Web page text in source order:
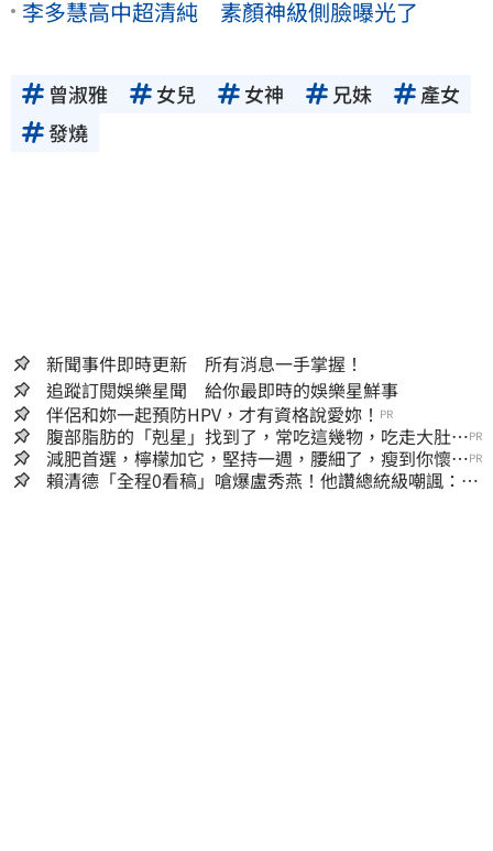
李多慧高中超清純 素顏神級側臉曝光了
曾淑雅 女兒 女神 兄妹
產女
發燒
新聞事件即時更新 所有消息一手掌握！
追蹤訂閱娛樂星聞 給你最即時的娛樂星鮮事
伴侶和妳一起預防HPV，才有資格說愛妳！ PR
腹部脂肪的「剋星」找到了，常吃這幾物，吃走大肚
囊，瘦出小蠻腰
PR
減肥首選，檸檬加它，堅持一週，腰細了，瘦到你懷疑
人生
PR
賴清德「全程0看稿」嗆爆盧秀燕！他讚總統級嘲諷：把